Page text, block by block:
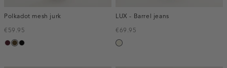
Polkadot mesh jurk
€59.95
pruim,
toffee
zwart
LUX - Barrel jeans
€69.95
ecru